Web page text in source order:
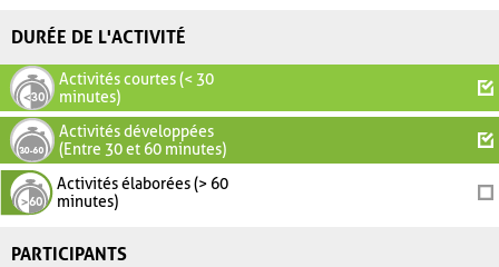
DURÉE DE L'ACTIVITÉ
Activités courtes (< 30
minutes)
Activités développées
(Entre 30 et 60 minutes)
Activités élaborées (> 60
minutes)
PARTICIPANTS